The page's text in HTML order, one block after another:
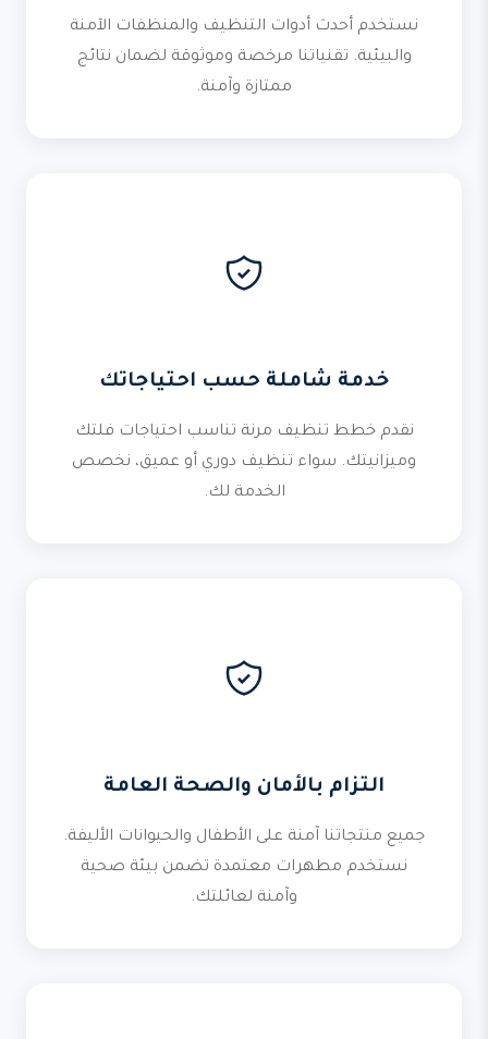
نستخدم أحدث أدوات التنظيف والمنظفات الآمنة
والبيئية. تقنياتنا مرخصة وموثوقة لضمان نتائج
ممتازة وآمنة.
خدمة شاملة حسب احتياجاتك
نقدم خطط تنظيف مرنة تناسب احتياجات فلتك
وميزانيتك. سواء تنظيف دوري أو عميق، نخصص
الخدمة لك.
التزام بالأمان والصحة العامة
جميع منتجاتنا آمنة على الأطفال والحيوانات الأليفة.
نستخدم مطهرات معتمدة تضمن بيئة صحية
وآمنة لعائلتك.